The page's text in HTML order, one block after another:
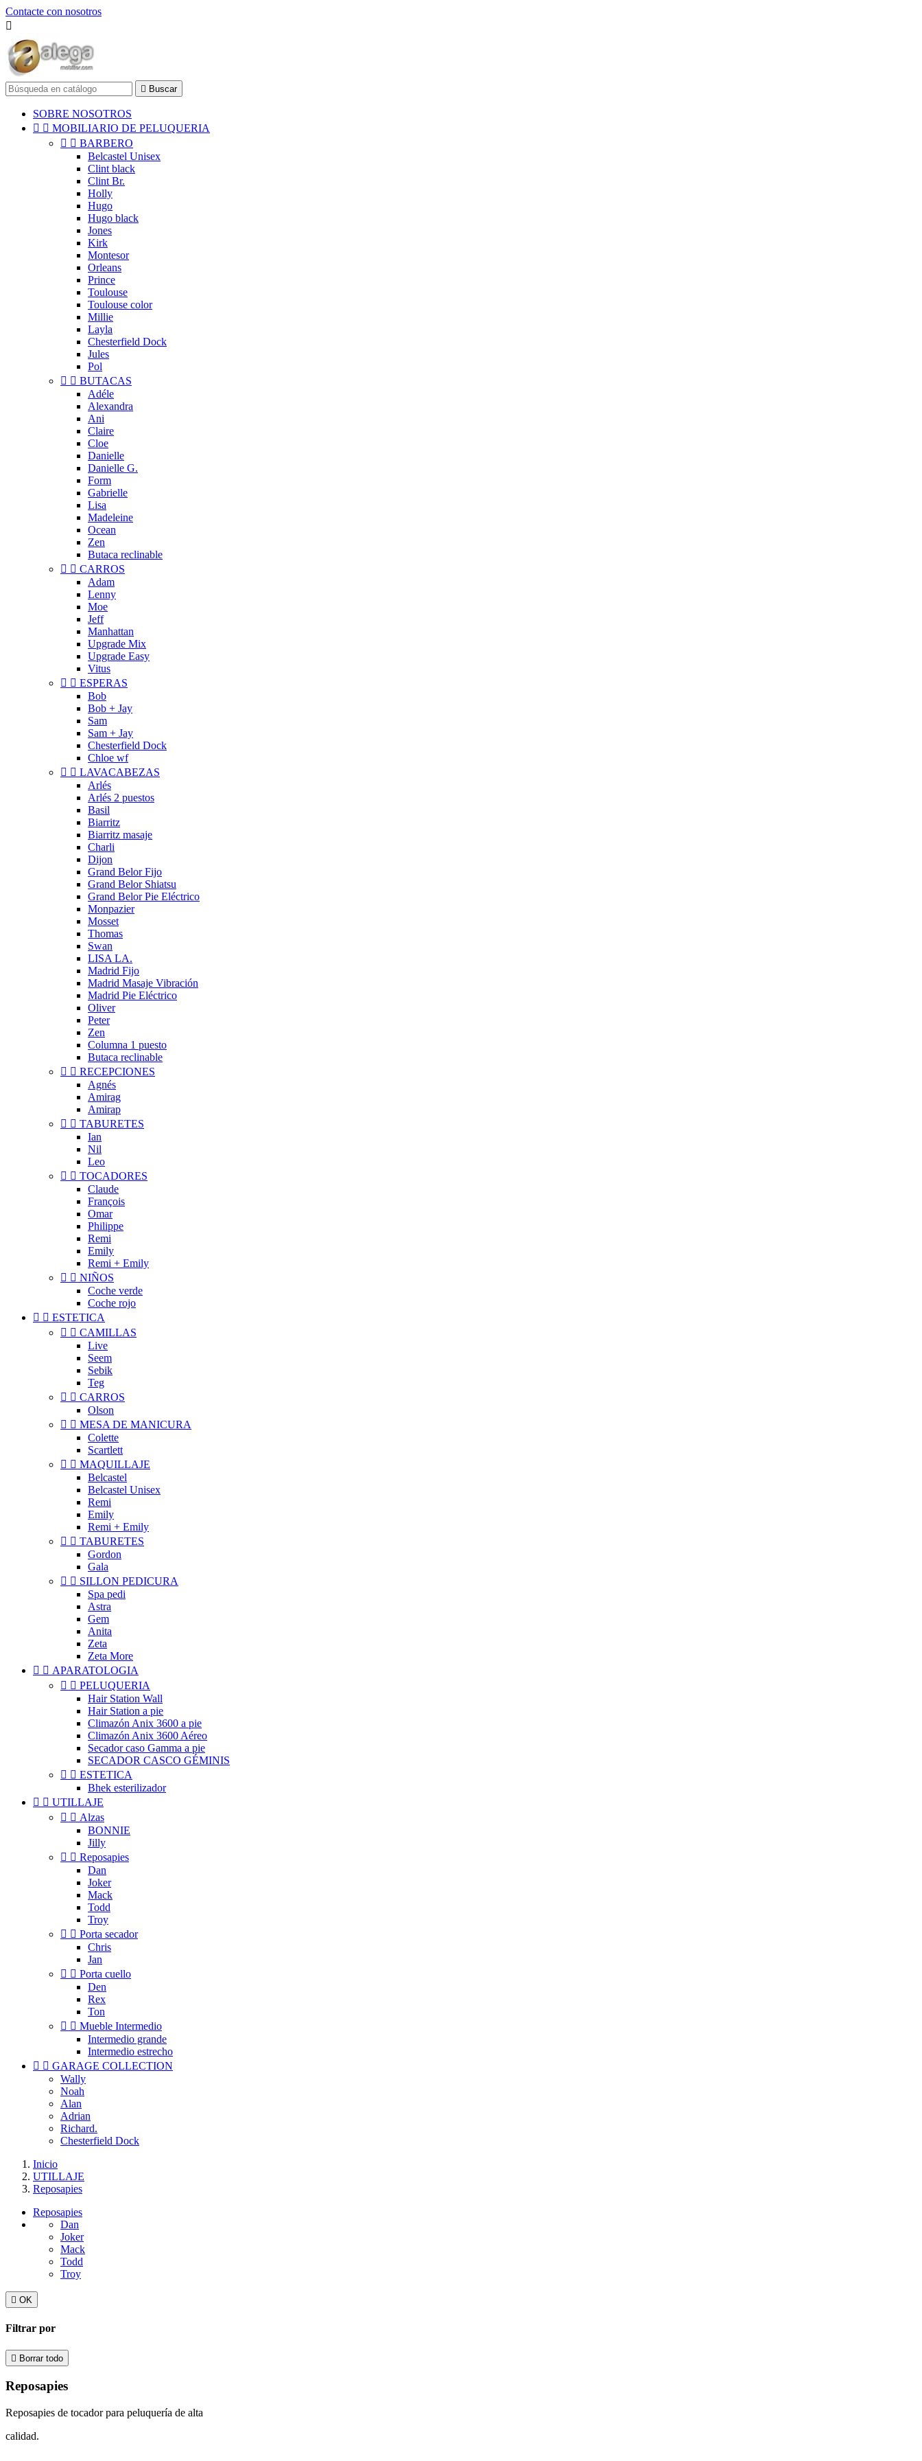
Contacte con nosotros

 Buscar
SOBRE NOSOTROS
  MOBILIARIO DE PELUQUERIA
  BARBERO
Belcastel Unisex
Clint black
Clint Br.
Holly
Hugo
Hugo black
Jones
Kirk
Montesor
Orleans
Prince
Toulouse
Toulouse color
Millie
Layla
Chesterfield Dock
Jules
Pol
  BUTACAS
Adéle
Alexandra
Ani
Claire
Cloe
Danielle
Danielle G.
Form
Gabrielle
Lisa
Madeleine
Ocean
Zen
Butaca reclinable
  CARROS
Adam
Lenny
Moe
Jeff
Manhattan
Upgrade Mix
Upgrade Easy
Vitus
  ESPERAS
Bob
Bob + Jay
Sam
Sam + Jay
Chesterfield Dock
Chloe wf
  LAVACABEZAS
Arlés
Arlés 2 puestos
Basil
Biarritz
Biarritz masaje
Charli
Dijon
Grand Belor Fijo
Grand Belor Shiatsu
Grand Belor Pie Eléctrico
Monpazier
Mosset
Thomas
Swan
LISA LA.
Madrid Fijo
Madrid Masaje Vibración
Madrid Pie Eléctrico
Oliver
Peter
Zen
Columna 1 puesto
Butaca reclinable
  RECEPCIONES
Agnés
Amirag
Amirap
  TABURETES
Ian
Nil
Leo
  TOCADORES
Claude
François
Omar
Philippe
Remi
Emily
Remi + Emily
  NIÑOS
Coche verde
Coche rojo
  ESTETICA
  CAMILLAS
Live
Seem
Sebik
Teg
  CARROS
Olson
  MESA DE MANICURA
Colette
Scartlett
  MAQUILLAJE
Belcastel
Belcastel Unisex
Remi
Emily
Remi + Emily
  TABURETES
Gordon
Gala
  SILLON PEDICURA
Spa pedi
Astra
Gem
Anita
Zeta
Zeta More
  APARATOLOGIA
  PELUQUERIA
Hair Station Wall
Hair Station a pie
Climazón Anix 3600 a pie
Climazón Anix 3600 Aéreo
Secador caso Gamma a pie
SECADOR CASCO GÉMINIS
  ESTETICA
Bhek esterilizador
  UTILLAJE
  Alzas
BONNIE
Jilly
  Reposapies
Dan
Joker
Mack
Todd
Troy
  Porta secador
Chris
Jan
  Porta cuello
Den
Rex
Ton
  Mueble Intermedio
Intermedio grande
Intermedio estrecho
  GARAGE COLLECTION
Wally
Noah
Alan
Adrian
Richard.
Chesterfield Dock
Inicio
UTILLAJE
Reposapies
Reposapies
Dan
Joker
Mack
Todd
Troy
 OK
Filtrar por
 Borrar todo
Reposapies
Reposapies de tocador para peluquería de alta
calidad.